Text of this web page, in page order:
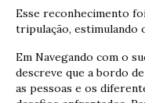
Esse reconhecimento
tripulação, estimulando
Em Navegando com o
descreve que a bordo
as pessoas e os